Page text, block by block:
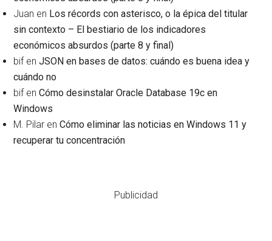
Juan en Los récords con asterisco, o la épica del titular
sin contexto – El bestiario de los indicadores
económicos absurdos (parte 8 y final)
bif enJSON en bases de datos: cuándo es buena idea y
cuándo no
bif enCómo desinstalar Oracle Database 19c en
Windows
M. Pilar enCómo eliminar las noticias en Windows 11 y
recuperar tu concentración
Publicidad